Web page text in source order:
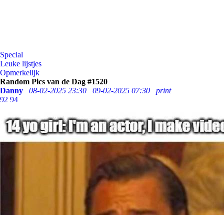
Special
Leuke lijstjes
Opmerkelijk
Random Pics van de Dag #1520
Danny
08-02-2025 23:30 09-02-2025 07:30
print
92 94